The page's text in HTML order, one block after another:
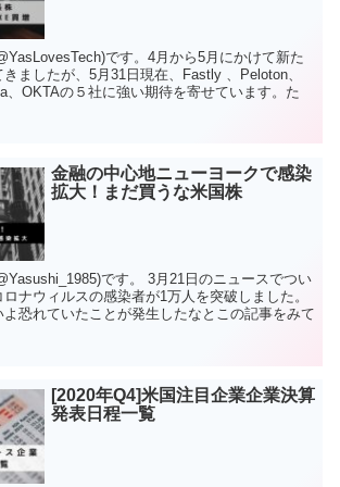
です。4月から5月にかけて新た
ましたが、5月31日現在、Fastly 、Peloton、
、OKTAの５社に強い期待を寄せています。た
金融の中心地ニューヨークで感染
拡大！まだ買うな米国株
です。 3月21日のニュースでつい
ナウィルスの感染者が1万人を突破しました。
恐れていたことが発生したなとこの記事をみて
[2020年Q4]米国注目企業企業決算
発表日程一覧